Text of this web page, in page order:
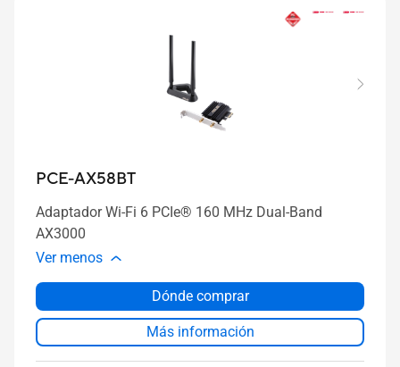
PCE-AX58BT
Adaptador Wi-Fi 6 PCIe® 160 MHz Dual-Band
AX3000
Ver menos
Dónde comprar
Más información